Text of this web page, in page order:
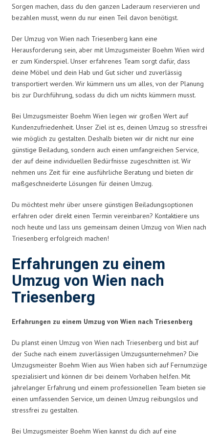
Sorgen machen, dass du den ganzen Laderaum reservieren und
bezahlen musst, wenn du nur einen Teil davon benötigst.
Der Umzug von Wien nach Triesenberg kann eine
Herausforderung sein, aber mit Umzugsmeister Boehm Wien wird
er zum Kinderspiel. Unser erfahrenes Team sorgt dafür, dass
deine Möbel und dein Hab und Gut sicher und zuverlässig
transportiert werden. Wir kümmern uns um alles, von der Planung
bis zur Durchführung, sodass du dich um nichts kümmern musst.
Bei Umzugsmeister Boehm Wien legen wir großen Wert auf
Kundenzufriedenheit. Unser Ziel ist es, deinen Umzug so stressfrei
wie möglich zu gestalten. Deshalb bieten wir dir nicht nur eine
günstige Beiladung, sondern auch einen umfangreichen Service,
der auf deine individuellen Bedürfnisse zugeschnitten ist. Wir
nehmen uns Zeit für eine ausführliche Beratung und bieten dir
maßgeschneiderte Lösungen für deinen Umzug.
Du möchtest mehr über unsere günstigen Beiladungsoptionen
erfahren oder direkt einen Termin vereinbaren? Kontaktiere uns
noch heute und lass uns gemeinsam deinen Umzug von Wien nach
Triesenberg erfolgreich machen!
Erfahrungen zu einem
Umzug von Wien nach
Triesenberg
Erfahrungen zu einem Umzug von Wien nach Triesenberg
Du planst einen Umzug von Wien nach Triesenberg und bist auf
der Suche nach einem zuverlässigen Umzugsunternehmen? Die
Umzugsmeister Boehm Wien aus Wien haben sich auf Fernumzüge
spezialisiert und können dir bei deinem Vorhaben helfen. Mit
jahrelanger Erfahrung und einem professionellen Team bieten sie
einen umfassenden Service, um deinen Umzug reibungslos und
stressfrei zu gestalten.
Bei Umzugsmeister Boehm Wien kannst du dich auf eine